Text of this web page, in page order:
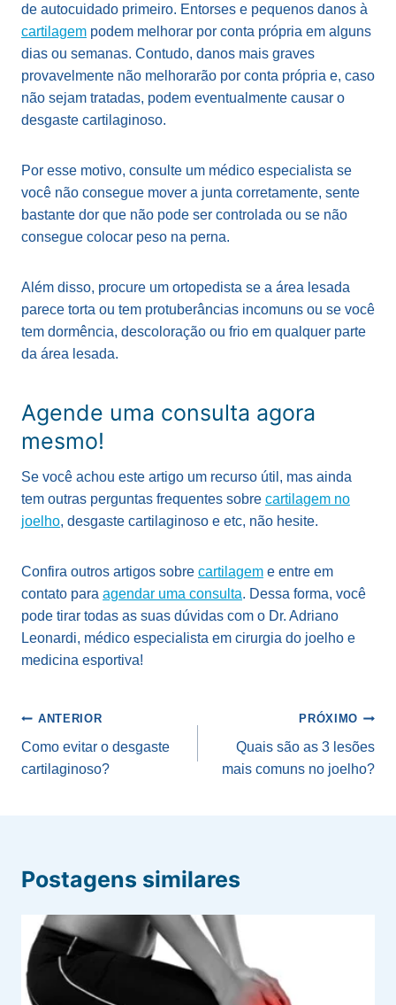
de autocuidado primeiro. Entorses e pequenos danos à
cartilagem podem melhorar por conta própria em alguns
dias ou semanas. Contudo, danos mais graves
provavelmente não melhorarão por conta própria e, caso
não sejam tratadas, podem eventualmente causar o
desgaste cartilaginoso.
Por esse motivo, consulte um médico especialista se
você não consegue mover a junta corretamente, sente
bastante dor que não pode ser controlada ou se não
consegue colocar peso na perna.
Além disso, procure um ortopedista se a área lesada
parece torta ou tem protuberâncias incomuns ou se você
tem dormência, descoloração ou frio em qualquer parte
da área lesada.
Agende uma consulta agora
mesmo!
Se você achou este artigo um recurso útil, mas ainda
tem outras perguntas frequentes sobre cartilagem no
joelho, desgaste cartilaginoso e etc, não hesite.
Confira outros artigos sobre cartilagem e entre em
contato para agendar uma consulta. Dessa forma, você
pode tirar todas as suas dúvidas com o Dr. Adriano
Leonardi, médico especialista em cirurgia do joelho e
medicina esportiva!
Navegação
de
Post
ANTERIOR
Como evitar o desgaste
cartilaginoso?
PRÓXIMO
Quais são as 3 lesões
mais comuns no joelho?
Postagens similares